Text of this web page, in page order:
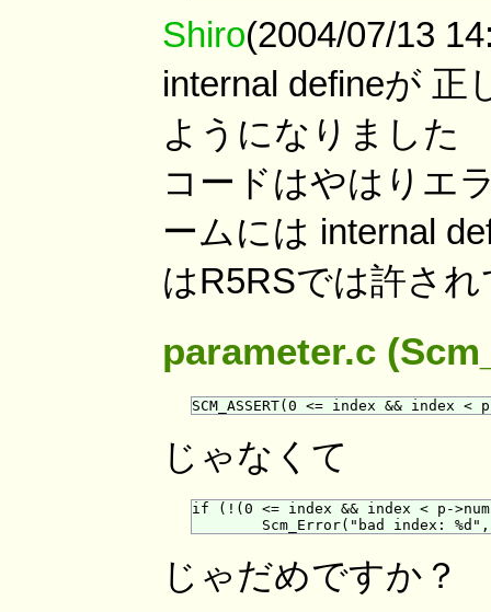
Shiro(2004/07/13
internal defineが 正
ようになりました
コードはやはりエ
ームには internal
はR5RSでは許さ
parameter.c
じゃなくて
if (!(0 <= index && index < p-
じゃだめですか？